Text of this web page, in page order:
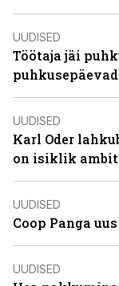
UUDISED
Töötaja jäi
UUDISED
Karl Oder
on isiklik
UUDISED
Coop Panga
UUDISED